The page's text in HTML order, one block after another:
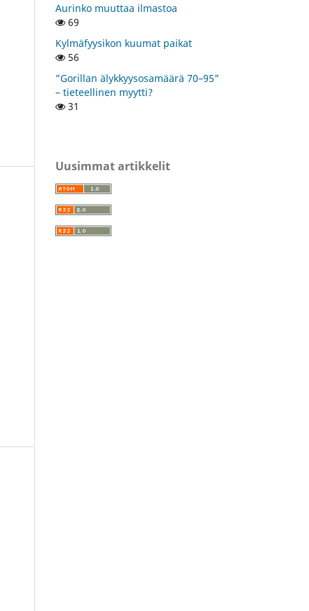
Aurinko muuttaa ilmastoa
69
Kylmäfyysikon kuumat paikat
56
”Gorillan älykkyysosamäärä 70–95”
– tieteellinen myytti?
31
Uusimmat artikkelit